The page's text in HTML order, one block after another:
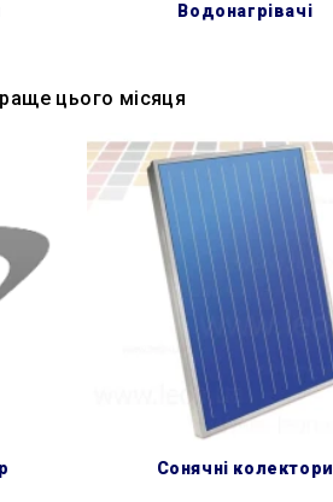
водонагрівачі
цього місяця
сонячні колектори